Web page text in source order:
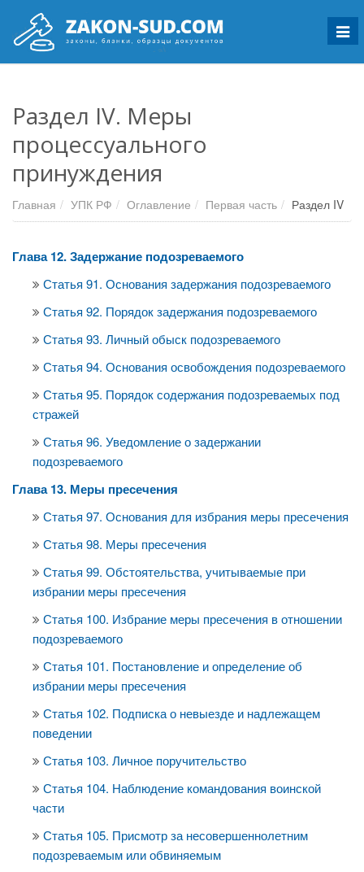
Раздел IV. Меры
процессуального
принуждения
Главная УПК РФ Оглавление Первая часть Раздел IV
Глава 12. Задержание подозреваемого
Статья 91. Основания задержания подозреваемого
Статья 92. Порядок задержания подозреваемого
Статья 93. Личный обыск подозреваемого
Статья 94. Основания освобождения подозреваемого
Статья 95. Порядок содержания подозреваемых под
стражей
Статья 96. Уведомление о задержании
подозреваемого
Глава 13. Меры пресечения
Статья 97. Основания для избрания меры пресечения
Статья 98. Меры пресечения
Статья 99. Обстоятельства, учитываемые при
избрании меры пресечения
Статья 100. Избрание меры пресечения в отношении
подозреваемого
Статья 101. Постановление и определение об
избрании меры пресечения
Статья 102. Подписка о невыезде и надлежащем
поведении
Статья 103. Личное поручительство
Статья 104. Наблюдение командования воинской
части
Статья 105. Присмотр за несовершеннолетним
подозреваемым или обвиняемым